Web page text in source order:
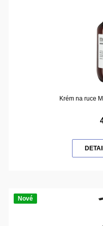
Krém na ruce
Nové